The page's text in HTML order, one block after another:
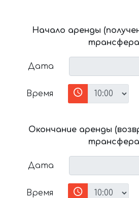
Начало аренды
трансфера
Дата
Время
Окончание аренды
трансфера
Дата
Время